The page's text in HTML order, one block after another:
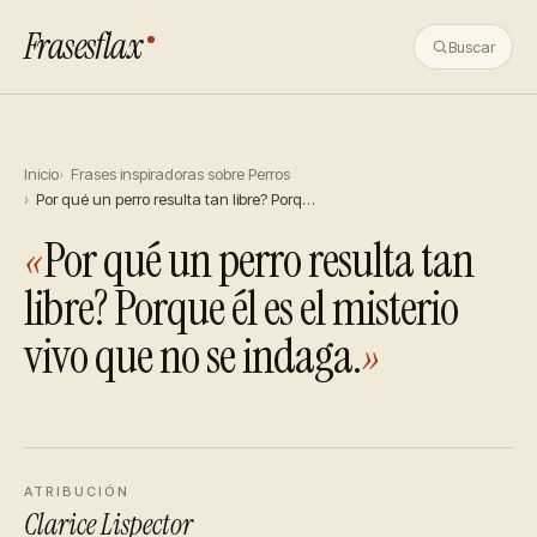
Frasesflax Buscar
Inicio
Frases inspiradoras sobre Perros
Por qué un perro resulta tan libre? Porq…
«Por qué un perro resulta tan
libre? Porque él es el misterio
vivo que no se indaga.»
ATRIBUCIÓN
Clarice Lispector